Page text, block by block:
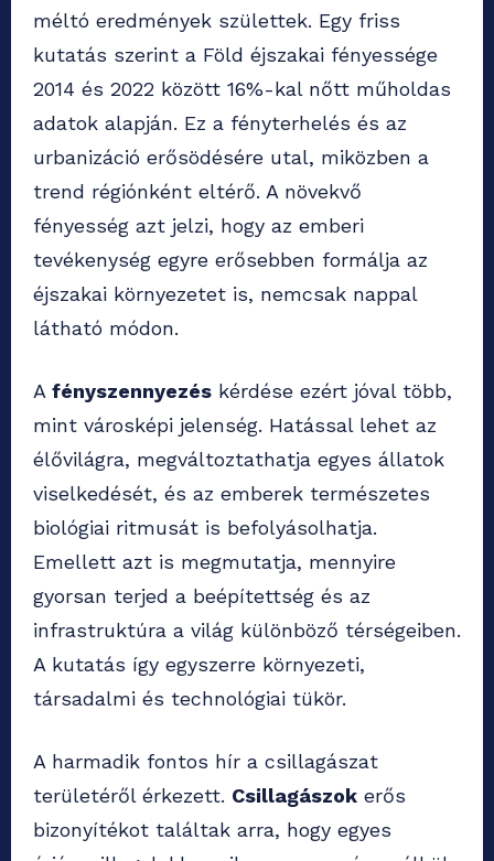
méltó eredmények születtek. Egy friss
kutatás szerint a Föld éjszakai fényessége
2014 és 2022 között 16%-kal nőtt műholdas
adatok alapján. Ez a fényterhelés és az
urbanizáció erősödésére utal, miközben a
trend régiónként eltérő. A növekvő
fényesség azt jelzi, hogy az emberi
tevékenység egyre erősebben formálja az
éjszakai környezetet is, nemcsak nappal
látható módon.
A fényszennyezés kérdése ezért jóval több,
mint városképi jelenség. Hatással lehet az
élővilágra, megváltoztathatja egyes állatok
viselkedését, és az emberek természetes
biológiai ritmusát is befolyásolhatja.
Emellett azt is megmutatja, mennyire
gyorsan terjed a beépítettség és az
infrastruktúra a világ különböző térségeiben.
A kutatás így egyszerre környezeti,
társadalmi és technológiai tükör.
A harmadik fontos hír a csillagászat
területéről érkezett. Csillagászok erős
bizonyítékot találtak arra, hogy egyes